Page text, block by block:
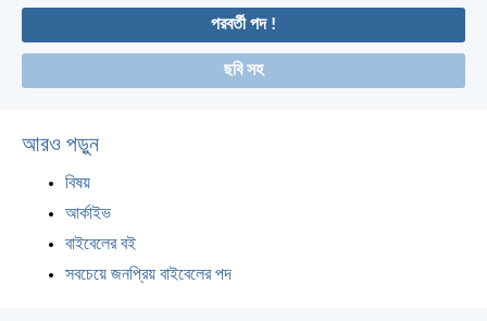
পরবর্তী পদ !
ছবি সহ
আরও পড়ুন
বিষয়
আর্কাইভ
বাইবেলের বই
সবচেয়ে জনপ্রিয় বাইবেলের পদ